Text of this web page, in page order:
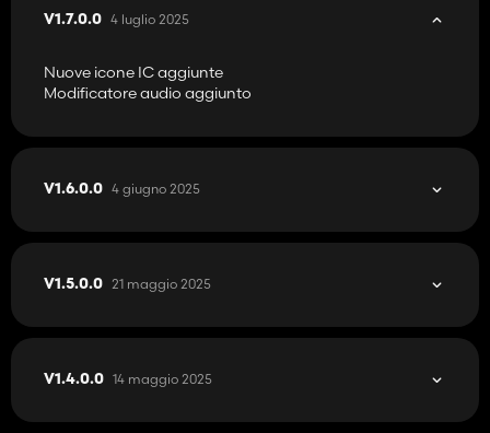
V1.7.0.0 4 luglio 2025
Nuove icone IC aggiunte
Modificatore audio aggiunto
V1.6.0.0 4 giugno 2025
V1.5.0.0 21 maggio 2025
V1.4.0.0 14 maggio 2025